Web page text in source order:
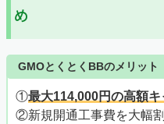
め
GMOとくとくBBのメリット
①最大114,000円の高額キ
②新規開通工事費を大幅割